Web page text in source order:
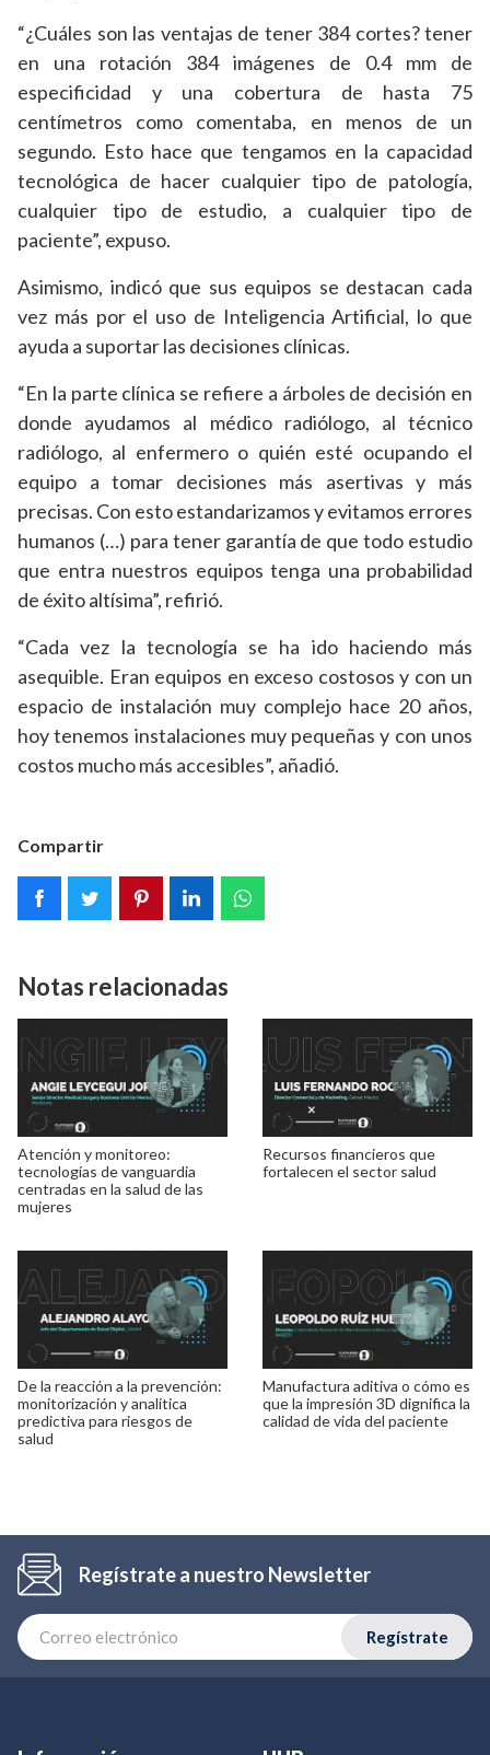
“¿Cuáles son las ventajas de tener 384 cortes? tener
en una rotación 384 imágenes de 0.4 mm de
especificidad y una cobertura de hasta 75
centímetros como comentaba, en menos de un
segundo. Esto hace que tengamos en la capacidad
tecnológica de hacer cualquier tipo de patología,
cualquier tipo de estudio, a cualquier tipo de
paciente”, expuso.
Asimismo, indicó que sus equipos se destacan cada
vez más por el uso de Inteligencia Artificial, lo que
ayuda a suportar las decisiones clínicas.
“En la parte clínica se refiere a árboles de decisión en
donde ayudamos al médico radiólogo, al técnico
radiólogo, al enfermero o quién esté ocupando el
equipo a tomar decisiones más asertivas y más
precisas. Con esto estandarizamos y evitamos errores
humanos (…) para tener garantía de que todo estudio
que entra nuestros equipos tenga una probabilidad
de éxito altísima”, refirió.
“Cada vez la tecnología se ha ido haciendo más
asequible. Eran equipos en exceso costosos y con un
espacio de instalación muy complejo hace 20 años,
hoy tenemos instalaciones muy pequeñas y con unos
costos mucho más accesibles”, añadió.
Compartir
Notas relacionadas
Atención y monitoreo:
tecnologías de vanguardia
centradas en la salud de las
mujeres
Recursos financieros que
fortalecen el sector salud
De la reacción a la prevención:
monitorización y analítica
predictiva para riesgos de
salud
Manufactura aditiva o cómo es
que la impresión 3D dignifica la
calidad de vida del paciente
Regístrate a nuestro Newsletter
Regístrate